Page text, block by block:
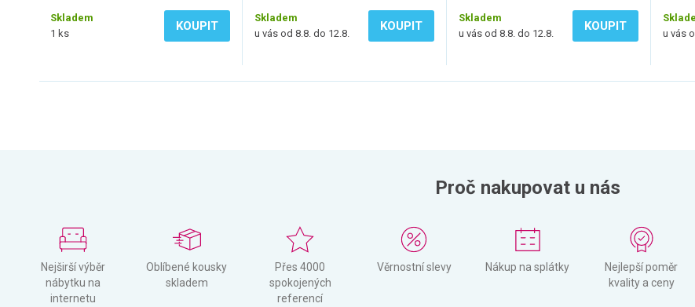
Skladem
1 ks
KOUPIT
Skladem
u vás od 8.8. do 12.8.
KOUPIT
Skladem
u vás od 8.8. do 12.8.
KOUPIT
u vás
Proč nakupovat u nás
Nejširší výběr
nábytku na
internetu
Oblíbené kousky
skladem
Přes 4000
spokojených
referencí
Věrnostní slevy Nákup na splátky
Nejlepší poměr
kvality a ceny